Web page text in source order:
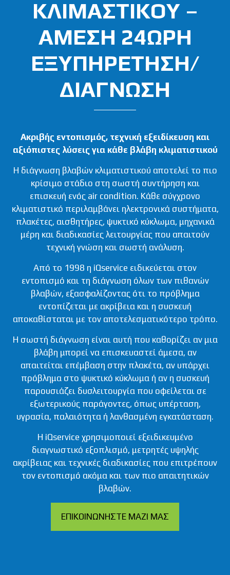
ΚΛΙΜΑΣΤΙΚΟΥ –
ΑΜΕΣΗ 24ΩΡΗ
ΕΞΥΠΗΡΕΤΗΣΗ/
ΔΙΑΓΝΩΣΗ
Ακριβής εντοπισμός, τεχνική εξειδίκευση και
αξιόπιστες λύσεις για κάθε βλάβη κλιματιστικού
Η διάγνωση βλαβών κλιματιστικού αποτελεί το πιο
κρίσιμο στάδιο στη σωστή συντήρηση και
επισκευή ενός air condition. Κάθε σύγχρονο
κλιματιστικό περιλαμβάνει ηλεκτρονικά συστήματα,
πλακέτες, αισθητήρες, ψυκτικό κύκλωμα, μηχανικά
μέρη και διαδικασίες λειτουργίας που απαιτούν
τεχνική γνώση και σωστή ανάλυση.
Από το 1998 η iQservice ειδικεύεται στον
εντοπισμό και τη διάγνωση όλων των πιθανών
βλαβών, εξασφαλίζοντας ότι το πρόβλημα
εντοπίζεται με ακρίβεια και η συσκευή
αποκαθίσταται με τον αποτελεσματικότερο τρόπο.
Η σωστή διάγνωση είναι αυτή που καθορίζει αν μια
βλάβη μπορεί να επισκευαστεί άμεσα, αν
απαιτείται επέμβαση στην πλακέτα, αν υπάρχει
πρόβλημα στο ψυκτικό κύκλωμα ή αν η συσκευή
παρουσιάζει δυσλειτουργία που οφείλεται σε
εξωτερικούς παράγοντες, όπως υπέρταση,
υγρασία, παλαιότητα ή λανθασμένη εγκατάσταση.
Η iQservice χρησιμοποιεί εξειδικευμένο
διαγνωστικό εξοπλισμό, μετρητές υψηλής
ακρίβειας και τεχνικές διαδικασίες που επιτρέπουν
τον εντοπισμό ακόμα και των πιο απαιτητικών
βλαβών.
ΕΠΙΚΟΙΝΩΝΗΣΤΕ ΜΑΖΙ ΜΑΣ